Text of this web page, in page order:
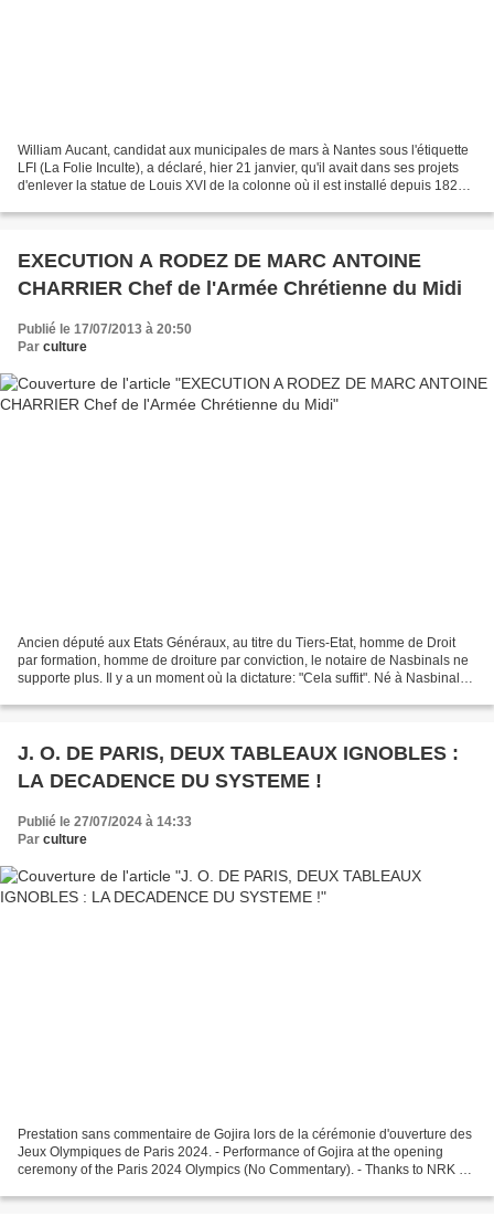
William Aucant, candidat aux municipales de mars à Nantes sous l'étiquette
LFI (La Folie Inculte), a déclaré, hier 21 janvier, qu'il avait dans ses projets
d'enlever la statue de Louis XVI de la colonne où il est installé depuis 1820.
EXECUTION A RODEZ DE MARC ANTOINE
CHARRIER Chef de l'Armée Chrétienne du Midi
Publié le 17/07/2013 à 20:50
Par culture
Ancien député aux Etats Généraux, au titre du Tiers-Etat, homme de Droit
par formation, homme de droiture par conviction, le notaire de Nasbinals ne
supporte plus. Il y a un moment où la dictature: "Cela suffit". Né à Nasbinals,
J. O. DE PARIS, DEUX TABLEAUX IGNOBLES :
LA DECADENCE DU SYSTEME !
Publié le 27/07/2024 à 14:33
Par culture
Prestation sans commentaire de Gojira lors de la cérémonie d'ouverture des
Jeux Olympiques de Paris 2024. - Performance of Gojira at the opening
ceremony of the Paris 2024 Olympics (No Commentary). - Thanks to NRK TV